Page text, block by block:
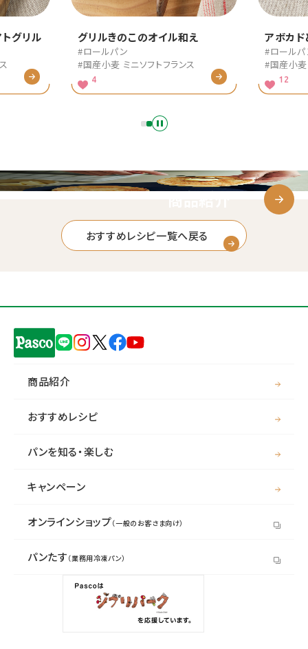
え アボカドと鶏胸肉のトマトグリル
#ロールパン
#国産小麦 ミニソフトフランス
12
グリル
#ロール
#国産小
4
おすすめレシピ一覧へ戻る
商品紹介
おすすめレシピ
パンを知る・楽しむ
キャンペーン
オンラインショップ（一般のお客さま向け）
パンたす （業務用冷凍パン）